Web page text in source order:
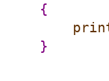
{
}